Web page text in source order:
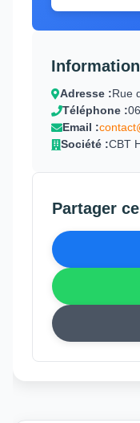
Adresse :Rue
Téléphone :
Email :
Société :CBT
Partager